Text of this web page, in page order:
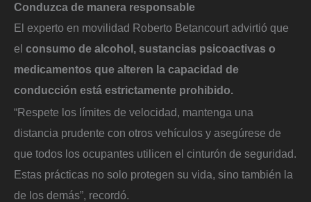
Conduzca de manera responsable
El experto en movilidad Roberto Betancourt advirtió que
el consumo de alcohol, sustancias psicoactivas o
medicamentos que alteren la capacidad de
conducción está estrictamente prohibido.
“Respete los límites de velocidad, mantenga una
distancia prudente con otros vehículos y asegúrese de
que todos los ocupantes utilicen el cinturón de seguridad.
Estas prácticas no solo protegen su vida, sino también la
de los demás”, recordó.